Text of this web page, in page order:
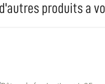
produits a